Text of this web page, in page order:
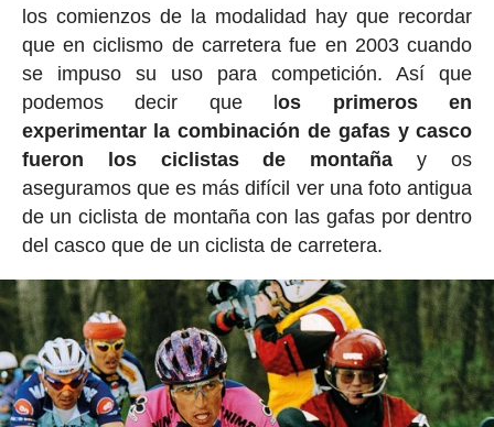
los comienzos de la modalidad hay que recordar
que en ciclismo de carretera fue en 2003 cuando
se impuso su uso para competición. Así que
podemos decir que los primeros en
experimentar la combinación de gafas y casco
fueron los ciclistas de montañay os
aseguramos que es más difícil ver una foto antigua
de un ciclista de montaña con las gafas por dentro
del casco que de un ciclista de carretera.